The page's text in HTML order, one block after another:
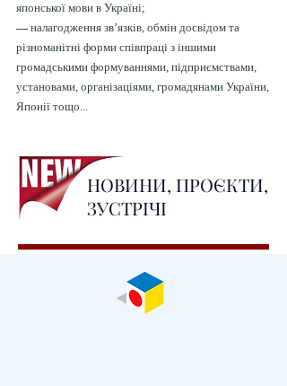
японської мови в Україні;
— налагодження зв’язків, обмін досвідом та
різноманітні форми співпраці з іншими
громадськими формуваннями, підприємствами,
установами, організаціями, громадянами України,
Японії тощо...
НОВИНИ, ПРОЄКТИ,
ЗУСТРІЧІ